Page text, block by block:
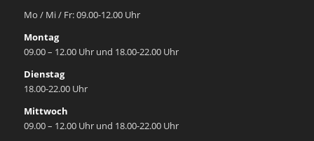
Mo / Mi / Fr: 09.00-12.00 Uhr
Montag
09.00 – 12.00 Uhr und 18.00-22.00 Uhr
Dienstag
18.00-22.00 Uhr
Mittwoch
09.00 – 12.00 Uhr und 18.00-22.00 Uhr